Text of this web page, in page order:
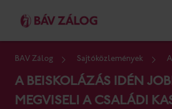
BÁV Zálog Sajtóközlemények
A BEISKOLÁZÁS IDÉN
MEGVISELI A CSALÁDI